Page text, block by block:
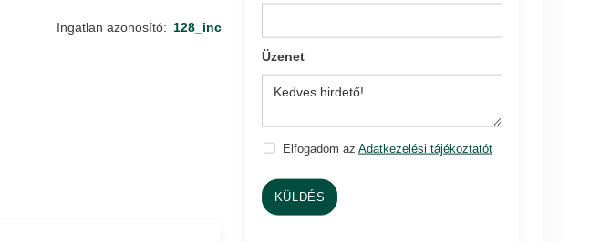
Üzenet
Elfogadom az Adatkezelési tájékoztatót
KÜLDÉS
Ingatlan azonosító: 128_inc